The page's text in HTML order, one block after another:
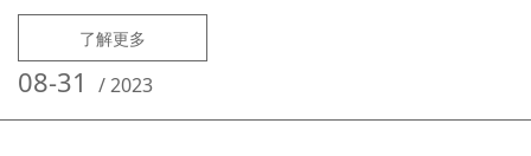
医院内网使用外来USB存储，经常造成外来病毒入侵，全网瘫痪，运维人
员无法断网逐一排查，造成无法彻底处理和清除病毒；科室机器常年不敢
关机、重启，怕关机、重启后计算机无法正常使用；各科室计算机需连接
不同的本地或网
了解更多
08-31 /2023